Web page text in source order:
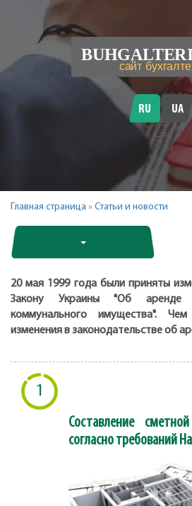
RU UA
Главная страница » Статьи и новости
20 мая 1999 года были приняты
Закону Украины "Об аренде
коммунального имущества".
изменения в законодательстве об
1
Составление
согласно требований